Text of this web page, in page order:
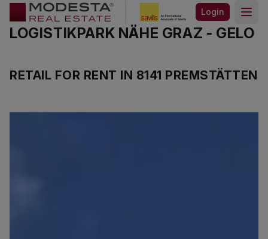
Login
LOGISTIKPARK NÄHE GRAZ - GELO
RETAIL FOR RENT IN 8141 PREMSTÄTTEN